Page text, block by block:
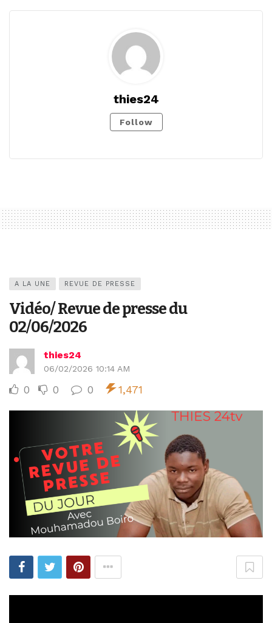
thies24
Follow
A LA UNE REVUE DE PRESSE
Vidéo/ Revue de presse du
02/06/2026
thies24
06/02/2026 10:14 AM
0 0 0 1,471